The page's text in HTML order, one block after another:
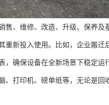
、维修、改造、升级、保养及
新投入使用。比如，企业搬迁
确保设备在全新场景下稳定运
打印机、磅单纸等，无论是回